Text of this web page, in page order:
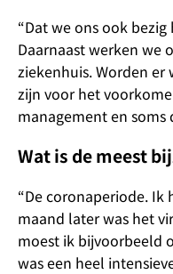
“Dat we ons ook
Daarnaast werken we
ziekenhuis. Worden
zijn voor het
management en soms
Wat is de meest
“De coronaperiode. Ik
maand later was het
moest ik bijvoorbeeld
was een heel